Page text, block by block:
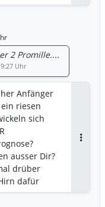
2 Promille....
Uhr
Anfänger
riesen
sich
ausser Dir?
drüber
dafür